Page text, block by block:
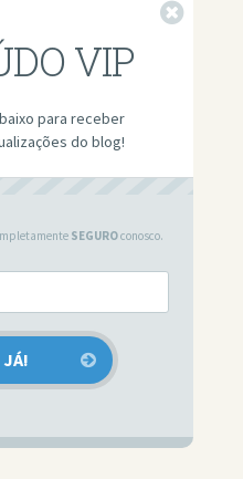
VIP
para receber
do blog!
SEGUROconosco.